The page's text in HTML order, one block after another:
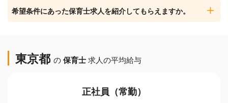
希望条件にあった保育士求人を紹介してもらえますか。
東京都 の 保育士 求人の平均給与
正社員（常勤）